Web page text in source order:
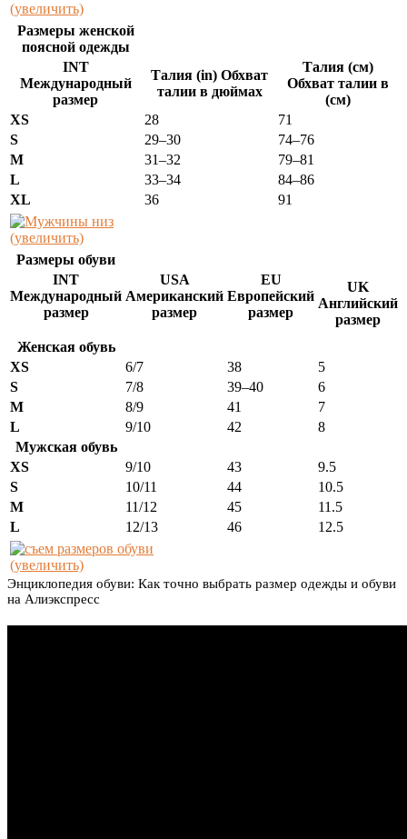
(увеличить)
Размеры женской
поясной одежды
INT
Международный
размер
Талия (in) Обхват
талии в дюймах
Талия (см)
Обхват талии в
(см)
XS
28
71
S
29–30
74–76
M
31–32
79–81
L
33–34
84–86
XL
36 91
(увеличить)
Размеры обуви
INT
Международный
размер
USA
Американский
размер
EU
Европейский
размер
UK
Английский
размер
Женская обувь
XS
6/7 38
5
S
7/8 39–40
6
M
8/9 41
7
L
9/10 42
8
Мужская обувь
XS
9/10 43
9.5
S
10/11 44
10.5
M
11/12 45
11.5
L
12/13 46 12.5
(увеличить)
Энциклопедия обуви: Как точно выбрать размер одежды и обуви
на Алиэкспресс